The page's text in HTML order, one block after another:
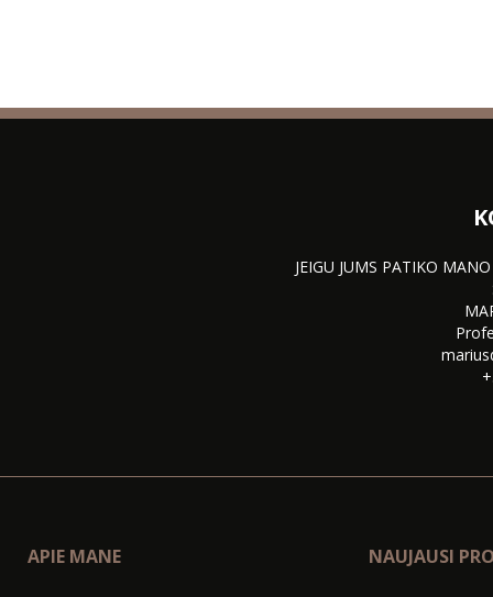
JEIGU JUMS PATIKO
APIE MANE NAUJAUSI